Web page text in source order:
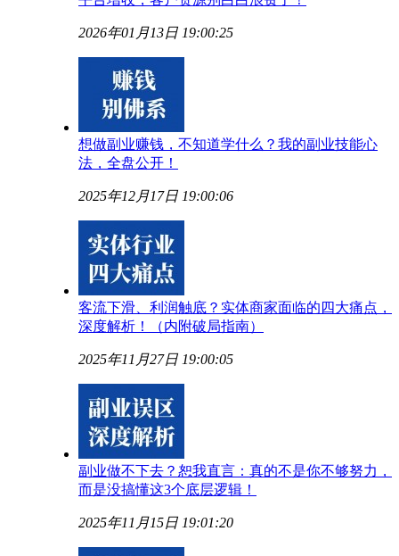
2026年01月13日 19:00:25
想做副业赚钱，不知道学什么？我的副业技能心
法，全盘公开！
2025年12月17日 19:00:06
客流下滑、利润触底？实体商家面临的四大痛点，
深度解析！（内附破局指南）
2025年11月27日 19:00:05
副业做不下去？恕我直言：真的不是你不够努力，
而是没搞懂这3个底层逻辑！
2025年11月15日 19:01:20